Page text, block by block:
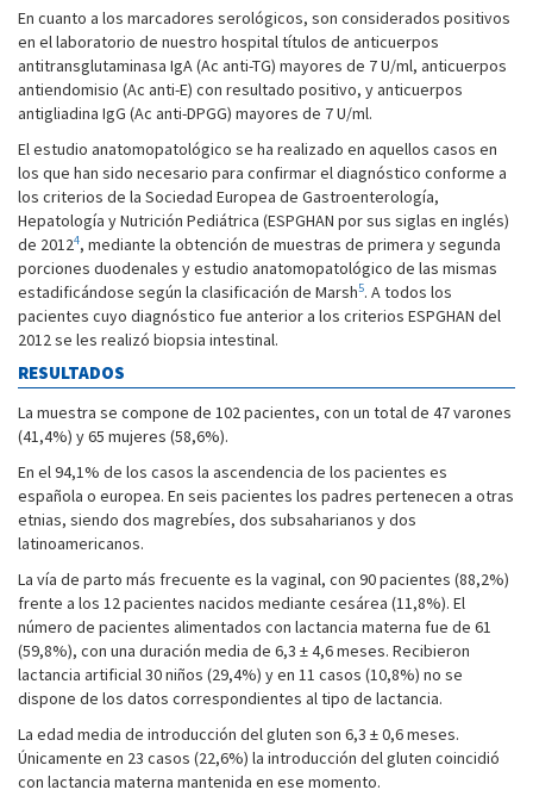
En cuanto a los marcadores serológicos, son considerados positivos
en el laboratorio de nuestro hospital títulos de anticuerpos
antitransglutaminasa IgA (Ac anti-TG) mayores de 7 U/ml, anticuerpos
antiendomisio (Ac anti-E) con resultado positivo, y anticuerpos
antigliadina IgG (Ac anti-DPGG) mayores de 7 U/ml.
El estudio anatomopatológico se ha realizado en aquellos casos en
los que han sido necesario para confirmar el diagnóstico conforme a
los criterios de la Sociedad Europea de Gastroenterología,
Hepatología y Nutrición Pediátrica (ESPGHAN por sus siglas en inglés)
de 20124, mediante la obtención de muestras de primera y segunda
porciones duodenales y estudio anatomopatológico de las mismas
estadificándose según la clasificación de Marsh5. A todos los
pacientes cuyo diagnóstico fue anterior a los criterios ESPGHAN del
2012 se les realizó biopsia intestinal.
RESULTADOS
La muestra se compone de 102 pacientes, con un total de 47 varones
(41,4%) y 65 mujeres (58,6%).
En el 94,1% de los casos la ascendencia de los pacientes es
española o europea. En seis pacientes los padres pertenecen a otras
etnias, siendo dos magrebíes, dos subsaharianos y dos
latinoamericanos.
La vía de parto más frecuente es la vaginal, con 90 pacientes (88,2%)
frente a los 12 pacientes nacidos mediante cesárea (11,8%). El
número de pacientes alimentados con lactancia materna fue de 61
(59,8%), con una duración media de 6,3 ± 4,6 meses. Recibieron
lactancia artificial 30 niños (29,4%) y en 11 casos (10,8%) no se
dispone de los datos correspondientes al tipo de lactancia.
La edad media de introducción del gluten son 6,3 ± 0,6 meses.
Únicamente en 23 casos (22,6%) la introducción del gluten coincidió
con lactancia materna mantenida en ese momento.